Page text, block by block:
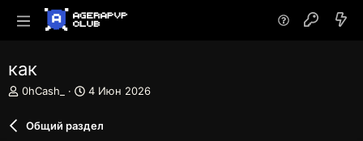
как
А
0hCash_
Д
а
4 Июн 2026
Общий раздел